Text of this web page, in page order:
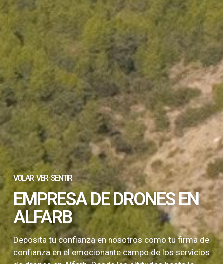
VOLAR · VER · SENTIR
EMPRESA DE DRONES EN
ALFARB
Deposita tu confianza en nosotros como tu firma de
confianza en el emocionante campo de los servicios